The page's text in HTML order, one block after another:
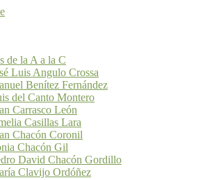
de la A a la C
Luis Angulo Crossa
Benítez Fernández
del Canto Montero
Carrasco León
Casillas Lara
Chacón Coronil
Chacón Gil
David Chacón Gordillo
Clavijo Ordóñez